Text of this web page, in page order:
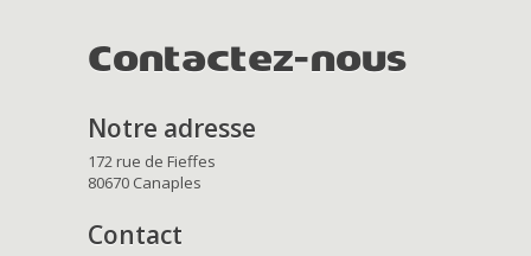
Contactez-nous
Notre adresse
172 rue de Fieffes
80670 Canaples
Contact